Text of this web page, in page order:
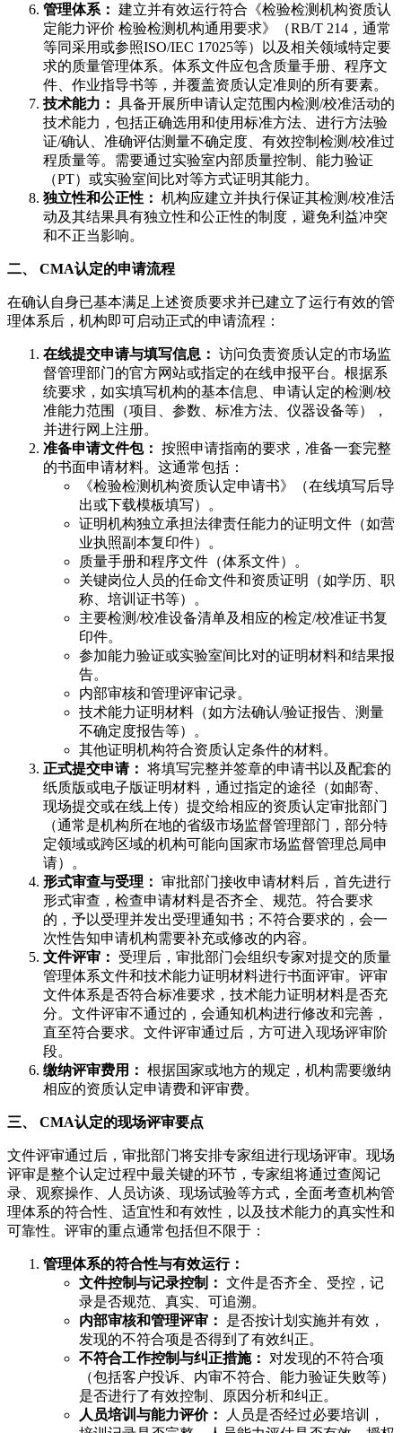
管理体系： 建立并有效运行符合《检验检测机构资质认
定能力评价 检验检测机构通用要求》（RB/T 214，通常
等同采用或参照ISO/IEC 17025等）以及相关领域特定要
求的质量管理体系。体系文件应包含质量手册、程序文
件、作业指导书等，并覆盖资质认定准则的所有要素。
技术能力： 具备开展所申请认定范围内检测/校准活动的
技术能力，包括正确选用和使用标准方法、进行方法验
证/确认、准确评估测量不确定度、有效控制检测/校准过
程质量等。需要通过实验室内部质量控制、能力验证
（PT）或实验室间比对等方式证明其能力。
独立性和公正性： 机构应建立并执行保证其检测/校准活
动及其结果具有独立性和公正性的制度，避免利益冲突
和不正当影响。
二、 CMA认定的申请流程
在确认自身已基本满足上述资质要求并已建立了运行有效的管
理体系后，机构即可启动正式的申请流程：
在线提交申请与填写信息： 访问负责资质认定的市场监
督管理部门的官方网站或指定的在线申报平台。根据系
统要求，如实填写机构的基本信息、申请认定的检测/校
准能力范围（项目、参数、标准方法、仪器设备等），
并进行网上注册。
准备申请文件包： 按照申请指南的要求，准备一套完整
的书面申请材料。这通常包括：
《检验检测机构资质认定申请书》（在线填写后导
出或下载模板填写）。
证明机构独立承担法律责任能力的证明文件（如营
业执照副本复印件）。
质量手册和程序文件（体系文件）。
关键岗位人员的任命文件和资质证明（如学历、职
称、培训证书等）。
主要检测/校准设备清单及相应的检定/校准证书复
印件。
参加能力验证或实验室间比对的证明材料和结果报
告。
内部审核和管理评审记录。
技术能力证明材料（如方法确认/验证报告、测量
不确定度报告等）。
其他证明机构符合资质认定条件的材料。
正式提交申请： 将填写完整并签章的申请书以及配套的
纸质版或电子版证明材料，通过指定的途径（如邮寄、
现场提交或在线上传）提交给相应的资质认定审批部门
（通常是机构所在地的省级市场监督管理部门，部分特
定领域或跨区域的机构可能向国家市场监督管理总局申
请）。
形式审查与受理： 审批部门接收申请材料后，首先进行
形式审查，检查申请材料是否齐全、规范。符合要求
的，予以受理并发出受理通知书；不符合要求的，会一
次性告知申请机构需要补充或修改的内容。
文件评审：
受理后，审批部门会组织专家对提交的质量
管理体系文件和技术能力证明材料进行书面评审。评审
文件体系是否符合标准要求，技术能力证明材料是否充
分。文件评审不通过的，会通知机构进行修改和完善，
直至符合要求。文件评审通过后，方可进入现场评审阶
段。
缴纳评审费用： 根据国家或地方的规定，机构需要缴纳
相应的资质认定申请费和评审费。
三、 CMA认定的现场评审要点
文件评审通过后，审批部门将安排专家组进行现场评审。现场
评审是整个认定过程中最关键的环节，专家组将通过查阅记
录、观察操作、人员访谈、现场试验等方式，全面考查机构管
理体系的符合性、适宜性和有效性，以及技术能力的真实性和
可靠性。评审的重点通常包括但不限于：
管理体系的符合性与有效运行：
文件控制与记录控制： 文件是否齐全、受控，记
录是否规范、真实、可追溯。
内部审核和管理评审：
是否按计划实施并有效，
发现的不符合项是否得到了有效纠正。
不符合工作控制与纠正措施：
对发现的不符合项
（包括客户投诉、内审不符合、能力验证失败等）
是否进行了有效控制、原因分析和纠正。
人员培训与能力评价：
人员是否经过必要培训，